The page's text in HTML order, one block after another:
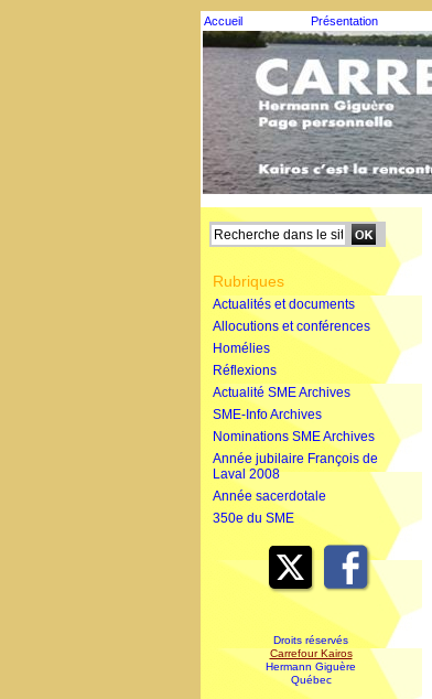
Accueil Présentation
Rubriques
Actualités et documents
Allocutions et conférences
Homélies
Réflexions
Actualité SME Archives
SME-Info Archives
Nominations SME Archives
Année jubilaire François de
Laval 2008
Année sacerdotale
350e du SME
Droits réservés
Carrefour Kairos
Hermann Giguère
Québec